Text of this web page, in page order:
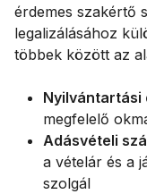
érdemes szakértő
legalizálásához
többek között az
Nyilvántartási
megfelelő
Adásvételi
a vételár és a
szolgál